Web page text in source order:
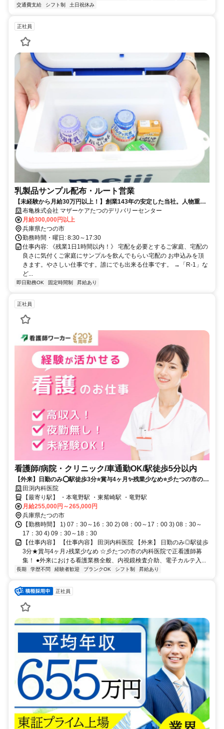
交通費支給 シフト制 土日祝休み
正社員
乳製品サンプル配布・ルート営業
【未経験から月給30万円以上！】創業143年の安定した当社。人物重
視・年齢学歴不問です！
布亀株式会社 マザーケアたつのデリバリーセンター
月給300,000円以上
兵庫県たつの市
勤務時間・曜日: 8:30～17:30
仕事内容: 《残業1日1時間以内！》 宅配を必要とするご家庭、宅配の
良さに気付くご家庭にサンプルを飲んでもらい宅配の お申込みを頂
きます。やさしい仕事です。誰にでも出来る仕事です。 →「R-1」な
ど...
即日勤務OK 固定時間制 昇給あり
正社員
看護師/病院・クリニック/車通勤OK/駅徒歩5分以内
【外来】日勤のみ⭕駅徒歩3分⭐賞与4ヶ月✨残業少なめ⭐彡たつの市の内
科医院で正看護師募集❗️
田渕内科医院
【最寄り駅】 ・本竜野駅 ・東觜崎駅 ・竜野駅
月給255,000円～265,000円
兵庫県たつの市
【勤務時間】 1) 07：30～16：30 2) 08：00～17：00 3) 08：30～
17：30 4) 09：30～18：30
【仕事内容】 【仕事内容】 田渕内科医院 【外来】 日勤のみ◎駅徒歩
3分★賞与4ヶ月♪残業少なめ ☆彡たつの市の内科医院で正看護師募
集！ ●外来における看護業務全般、内視鏡検査介助、電子カルテ入...
長期 学歴不問 経験者歓迎 ブランクOK シフト制 昇給あり
正社員